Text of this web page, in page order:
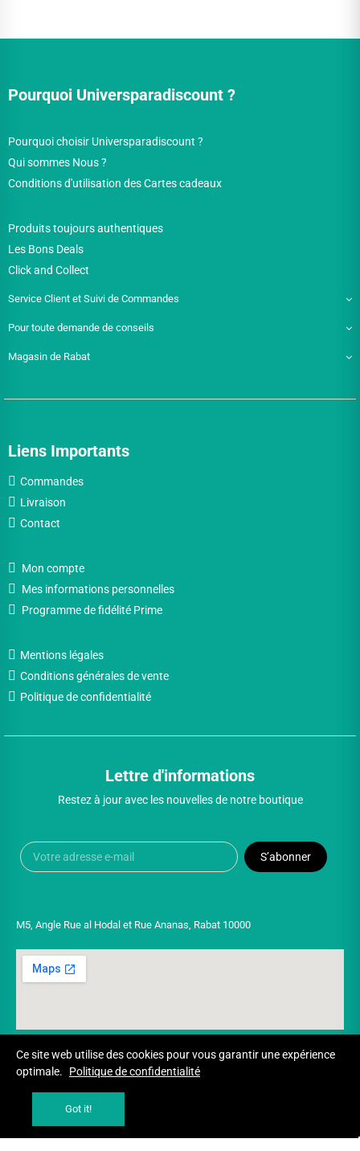
Pourquoi Universparadiscount ?
Pourquoi choisir Universparadiscount ?
Qui sommes Nous ?
Conditions d'utilisation des Cartes cadeaux
Produits toujours authentiques
Les Bons Deals
Click and Collect
Service Client et Suivi de Commandes
Pour toute demande de conseils
Magasin de Rabat
Liens Importants
Commandes
Livraison
Contact
Mon compte
Mes informations personnelles
Programme de fidélité Prime
Mentions légales
Conditions générales de vente
Politique de confidentialité
Lettre d'informations
Restez à jour avec les nouvelles de notre boutique
S’abonner
M5, Angle Rue al Hodal et Rue Ananas, Rabat 10000
Ce site web utilise des cookies pour vous garantir une expérience
optimale.
Politique de confidentialité
Got it!